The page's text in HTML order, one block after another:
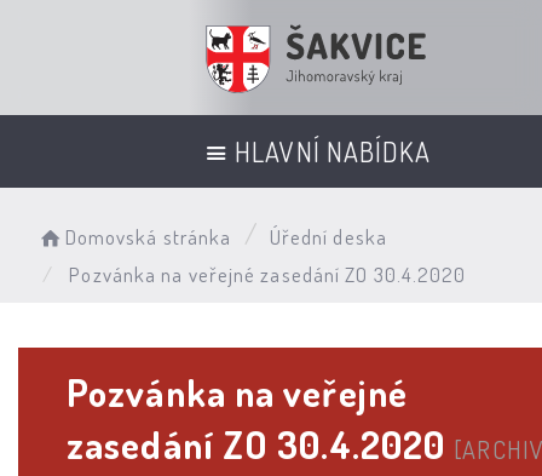
HLAVNÍ NABÍDKA
Domovská stránka
Úřední deska
Pozvánka na veřejné zasedání ZO 30.4.2020
Pozvánka na veřejné
zasedání ZO 30.4.2020